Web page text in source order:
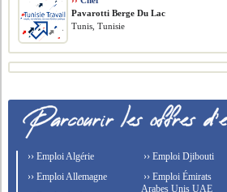
Pavarotti Berge Du Lac
Tunis, Tunisie
›› Emploi Algérie
›› Emploi Allemagne
›› Emploi Djibouti
›› Emploi Émirats
Arabes Unis UAE